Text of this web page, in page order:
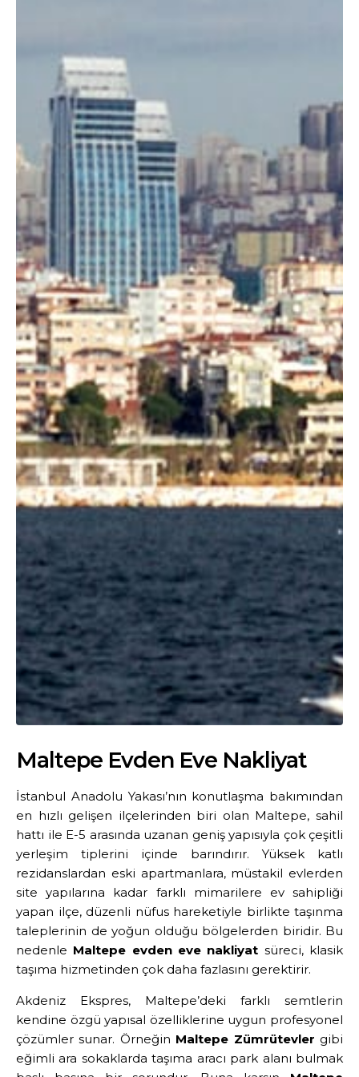
Maltepe Evden Eve Nakliyat
İstanbul Anadolu Yakası’nın konutlaşma bakımından
en hızlı gelişen ilçelerinden biri olan Maltepe, sahil
hattı ile E-5 arasında uzanan geniş yapısıyla çok çeşitli
yerleşim tiplerini içinde barındırır. Yüksek katlı
rezidanslardan eski apartmanlara, müstakil evlerden
site yapılarına kadar farklı mimarilere ev sahipliği
yapan ilçe, düzenli nüfus hareketiyle birlikte taşınma
taleplerinin de yoğun olduğu bölgelerden biridir. Bu
nedenle Maltepe evden eve nakliyat süreci, klasik
taşıma hizmetinden çok daha fazlasını gerektirir.
Akdeniz Ekspres, Maltepe’deki farklı semtlerin
kendine özgü yapısal özelliklerine uygun profesyonel
çözümler sunar. Örneğin Maltepe Zümrütevler gibi
eğimli ara sokaklarda taşıma aracı park alanı bulmak